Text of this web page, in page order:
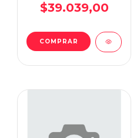
$39.039,00
COMPRAR